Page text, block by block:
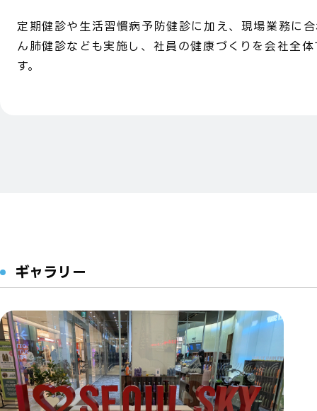
定期健診や生活習慣病予防健診に加え、現場業務に
ん肺健診なども実施し、社員の健康づくりを会社全
す。
ギャラリー